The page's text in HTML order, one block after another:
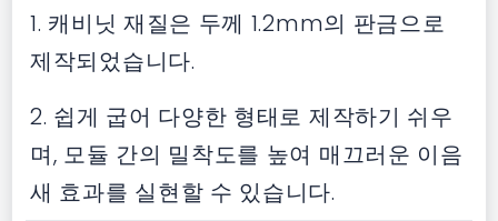
1. 캐비닛 재질은 두께 1.2mm의 판금으로
제작되었습니다.
2. 쉽게 굽어 다양한 형태로 제작하기 쉬우
며, 모듈 간의 밀착도를 높여 매끄러운 이음
새 효과를 실현할 수 있습니다.